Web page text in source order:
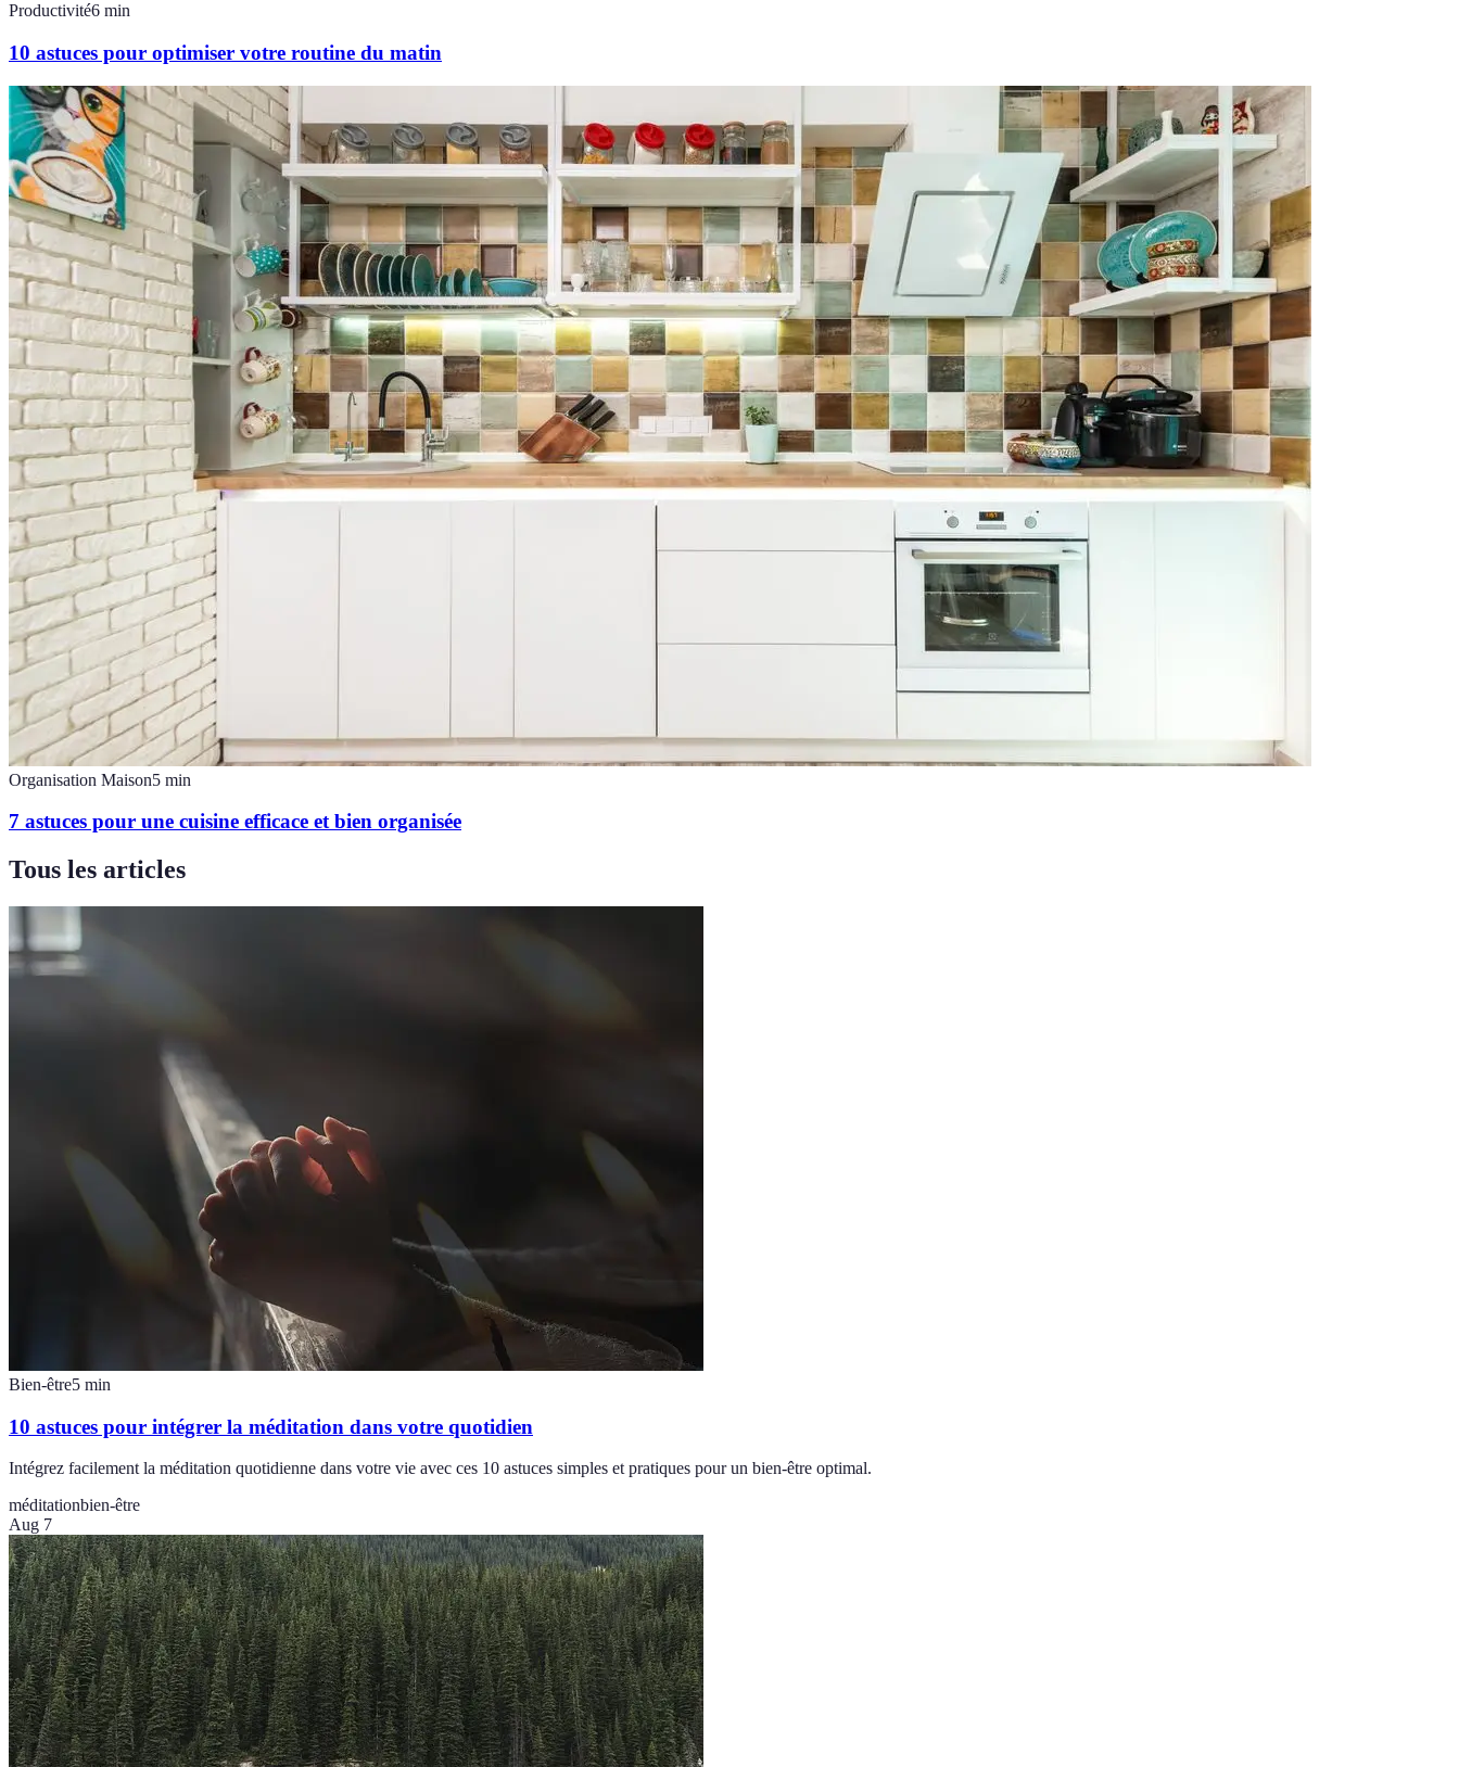
Productivité6 min
10 astuces pour optimiser votre routine du matin
Organisation Maison5 min
7 astuces pour une cuisine efficace et bien organisée
Tous les articles
Bien-être5 min
10 astuces pour intégrer la méditation dans votre quotidien
Intégrez facilement la méditation quotidienne dans votre vie avec ces 10 astuces simples et pratiques pour un bien-être optimal.
méditationbien-être
Aug 7